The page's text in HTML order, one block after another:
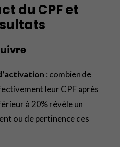
du CPF et
: combien de
leur CPF après
à 20% révèle un
ou de pertinence des